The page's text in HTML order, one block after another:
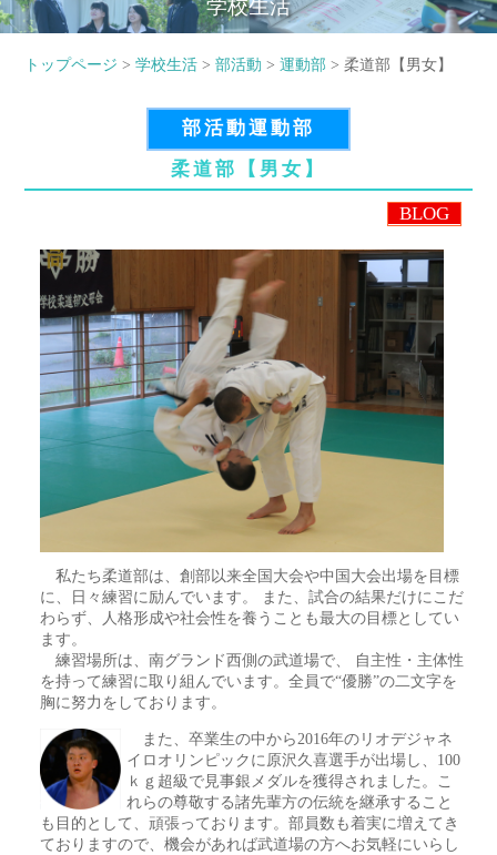
学校生活
トップページ >学校生活 >部活動 >運動部 > 柔道部【男女】
部活動運動部
柔道部【男女】
BLOG
私たち柔道部は、創部以来全国大会や中国大会出場を目標
に、日々練習に励んでいます。 また、試合の結果だけにこだ
わらず、人格形成や社会性を養うことも最大の目標としてい
ます。
練習場所は、南グランド西側の武道場で、 自主性・主体性
を持って練習に取り組んでいます。全員で“優勝”の二文字を
胸に努力をしております。
また、卒業生の中から2016年のリオデジャネ
イロオリンピックに原沢久喜選手が出場し、100
ｋｇ超級で見事銀メダルを獲得されました。こ
れらの尊敬する諸先輩方の伝統を継承すること
も目的として、頑張っております。部員数も着実に増えてき
ておりますので、機会があれば武道場の方へお気軽にいらし